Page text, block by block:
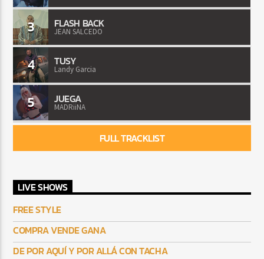
3 FLASH BACK
JEAN SALCEDO
4 TUSY
Landy Garcia
5 JUEGA
MADRiiNA
FULL TRACKLIST
LIVE SHOWS
FREE STYLE
COMPRA VENDE GANA
DE POR AQUÍ Y POR ALLÁ CON TACHA